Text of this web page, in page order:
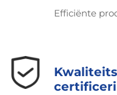
Efficiënte